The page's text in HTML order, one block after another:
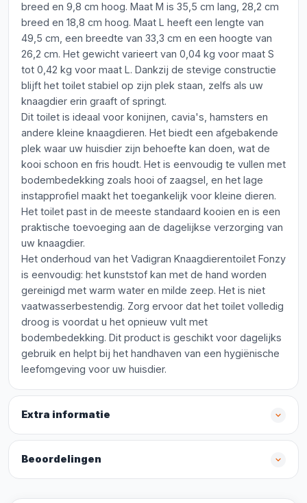
breed en 9,8 cm hoog. Maat M is 35,5 cm lang, 28,2 cm
breed en 18,8 cm hoog. Maat L heeft een lengte van
49,5 cm, een breedte van 33,3 cm en een hoogte van
26,2 cm. Het gewicht varieert van 0,04 kg voor maat S
tot 0,42 kg voor maat L. Dankzij de stevige constructie
blijft het toilet stabiel op zijn plek staan, zelfs als uw
knaagdier erin graaft of springt.
Dit toilet is ideaal voor konijnen, cavia's, hamsters en
andere kleine knaagdieren. Het biedt een afgebakende
plek waar uw huisdier zijn behoefte kan doen, wat de
kooi schoon en fris houdt. Het is eenvoudig te vullen met
bodembedekking zoals hooi of zaagsel, en het lage
instapprofiel maakt het toegankelijk voor kleine dieren.
Het toilet past in de meeste standaard kooien en is een
praktische toevoeging aan de dagelijkse verzorging van
uw knaagdier.
Het onderhoud van het Vadigran Knaagdierentoilet Fonzy
is eenvoudig: het kunststof kan met de hand worden
gereinigd met warm water en milde zeep. Het is niet
vaatwasserbestendig. Zorg ervoor dat het toilet volledig
droog is voordat u het opnieuw vult met
bodembedekking. Dit product is geschikt voor dagelijks
gebruik en helpt bij het handhaven van een hygiënische
leefomgeving voor uw huisdier.
Extra informatie
Beoordelingen